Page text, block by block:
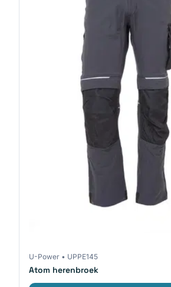
U-Power • UPPE145
Atom herenbroek